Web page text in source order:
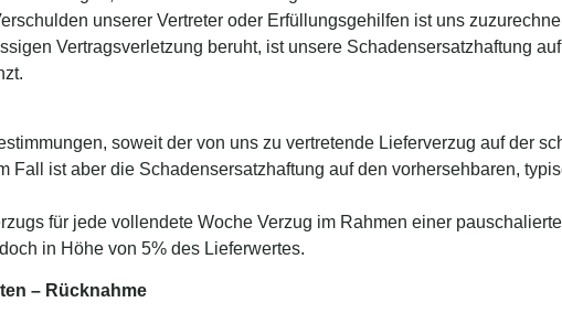
unserer Vertreter oder Erfüllungsgehilfen ist uns
Vertragsverletzung beruht, ist unsere Schadensersatzhaftung
soweit der von uns zu vertretende Lieferverzug auf der
Fall ist aber die Schadensersatzhaftung auf den vorhersehbaren,
für jede vollendete Woche Verzug im Rahmen einer
in Höhe von 5% des Lieferwertes.
– Rücknahme